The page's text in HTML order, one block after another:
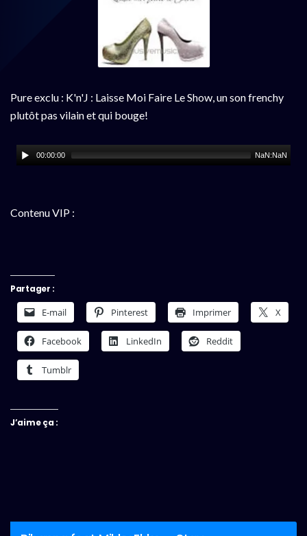
Pure exclu : K'n'J : Laisse Moi Faire Le Show, un son frenchy
plutôt pas vilain et qui bouge!
00:00:00 NaN:NaN
Contenu VIP :
Partager :
E-mail Pinterest Imprimer X
Facebook LinkedIn Reddit
Tumblr
J’aime ça :